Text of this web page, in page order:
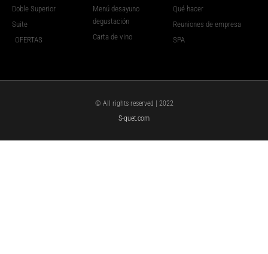
Doble Superior
Suite
OFERTAS
Menú desayuno
degustación
Carta de vino
Qué hacer
Reuniones de empresa
SPA
© All rights reserved | 2022
S-quet.com